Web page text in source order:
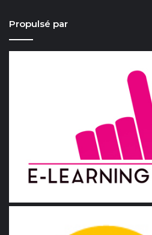
Propulsé par